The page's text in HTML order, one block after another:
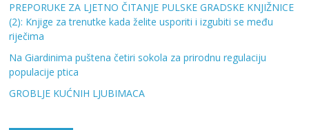
PREPORUKE ZA LJETNO ČITANJE PULSKE GRADSKE KNJIŽNICE
(2): Knjige za trenutke kada želite usporiti i izgubiti se među
riječima
Na Giardinima puštena četiri sokola za prirodnu regulaciju
populacije ptica
GROBLJE KUĆNIH LJUBIMACA